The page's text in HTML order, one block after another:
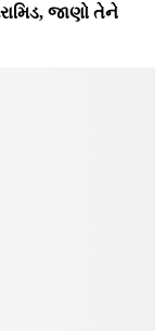
જાણો તેને